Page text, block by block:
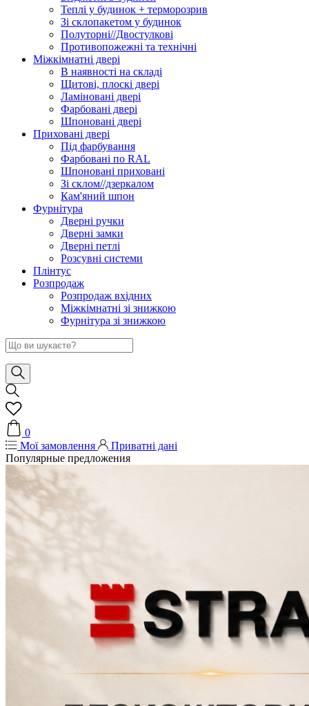
Теплі у будинок + терморозрив
Зі склопакетом у будинок
Полуторні//Двостулкові
Противопожежні та технічні
Міжкімнатні двері
В наявності на складі
Щитові, плоскі двері
Ламіновані двері
Фарбовані двері
Шпоновані двері
Приховані двері
Під фарбування
Фарбовані по RAL
Шпоновані приховані
Зі склом//дзеркалом
Кам'яний шпон
Фурнітура
Дверні ручки
Дверні замки
Дверні петлі
Розсувні системи
Плінтус
Розпродаж
Розпродаж вхідних
Міжкімнатні зі знижкою
Фурнітура зі знижкою
0
Мої замовлення
Приватні дані
Популярные предложения